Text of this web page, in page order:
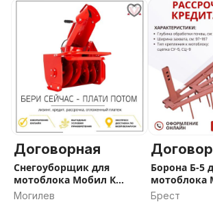
Договорная
Снегоуборщик для
мотоблока Мобил К
СМ-0,6
Могилев
Борона Б-5
мотоблока
Брест